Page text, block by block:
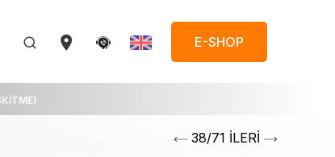
E-SHOP
38/71 İLERİ